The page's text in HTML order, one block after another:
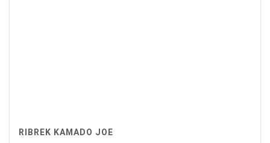
RIBREK KAMADO JOE